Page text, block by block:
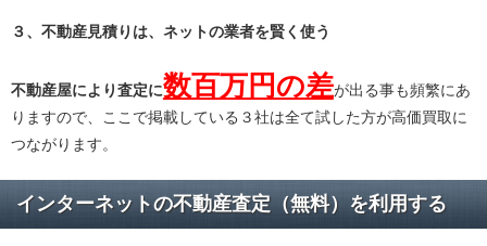
３、不動産見積りは、ネットの業者を賢く使う
不動産屋により査定に数百万円の差が出る事も頻繁にあ
りますので、ここで掲載している３社は全て試した方が高価買取に
つながります。
インターネットの不動産査定（無料）を利用する